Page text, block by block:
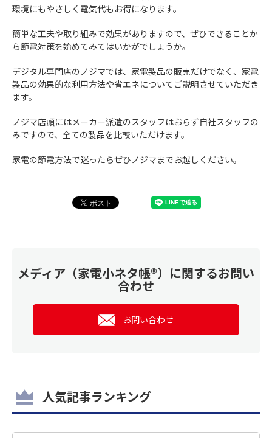
環境にもやさしく電気代もお得になります。
簡単な工夫や取り組みで効果がありますので、ぜひできることか
ら節電対策を始めてみてはいかがでしょうか。
デジタル専門店のノジマでは、家電製品の販売だけでなく、家電
製品の効果的な利用方法や省エネについてご説明させていただき
ます。
ノジマ店頭にはメーカー派遣のスタッフはおらず自社スタッフの
みですので、全ての製品を比較いただけます。
家電の節電方法で迷ったらぜひノジマまでお越しください。
メディア（家電小ネタ帳®）に関するお問い
合わせ
お問い合わせ
人気記事ランキング